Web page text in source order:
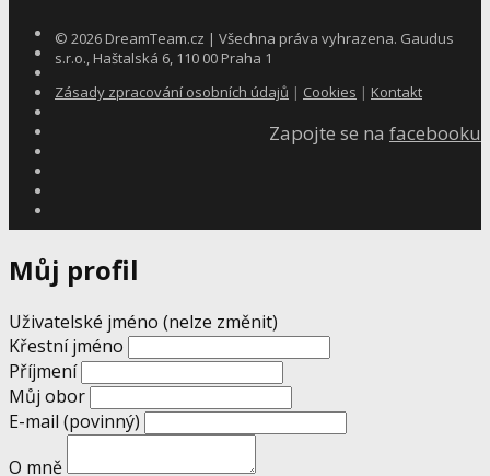
© 2026 DreamTeam.cz | Všechna práva vyhrazena. Gaudus
s.r.o., Haštalská 6, 110 00 Praha 1
Zásady zpracování osobních údajů | Cookies | Kontakt
Zapojte se na facebooku
Můj profil
Uživatelské jméno (nelze změnit)
Křestní jméno
Příjmení
Můj obor
E-mail (povinný)
O mně